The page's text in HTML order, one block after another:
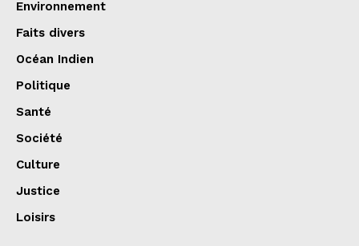
Environnement
Faits divers
Océan Indien
Politique
Santé
Société
Culture
Justice
Loisirs